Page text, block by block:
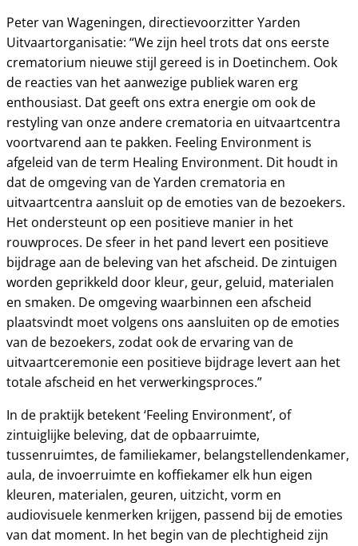
Peter van Wageningen, directievoorzitter Yarden
Uitvaartorganisatie: “We zijn heel trots dat ons eerste
crematorium nieuwe stijl gereed is in Doetinchem. Ook
de reacties van het aanwezige publiek waren erg
enthousiast. Dat geeft ons extra energie om ook de
restyling van onze andere crematoria en uitvaartcentra
voortvarend aan te pakken. Feeling Environment is
afgeleid van de term Healing Environment. Dit houdt in
dat de omgeving van de Yarden crematoria en
uitvaartcentra aansluit op de emoties van de bezoekers.
Het ondersteunt op een positieve manier in het
rouwproces. De sfeer in het pand levert een positieve
bijdrage aan de beleving van het afscheid. De zintuigen
worden geprikkeld door kleur, geur, geluid, materialen
en smaken. De omgeving waarbinnen een afscheid
plaatsvindt moet volgens ons aansluiten op de emoties
van de bezoekers, zodat ook de ervaring van de
uitvaartceremonie een positieve bijdrage levert aan het
totale afscheid en het verwerkingsproces.”
In de praktijk betekent ‘Feeling Environment’, of
zintuiglijke beleving, dat de opbaarruimte,
tussenruimtes, de familiekamer, belangstellendenkamer,
aula, de invoerruimte en koffiekamer elk hun eigen
kleuren, materialen, geuren, uitzicht, vorm en
audiovisuele kenmerken krijgen, passend bij de emoties
van dat moment. In het begin van de plechtigheid zijn